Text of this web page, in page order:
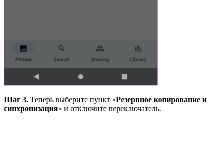
Шаг 3. Теперь выберите пункт «Резервное копирование и
синхронизация» и отключите переключатель.